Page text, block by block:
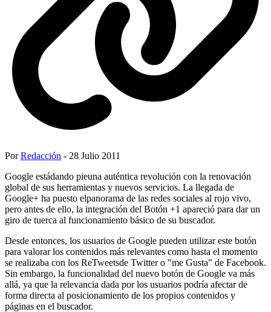
PorRedacción - 28 Julio 2011
Google estádando pieuna auténtica revolución con la renovación
global de sus herramientas y nuevos servicios. La llegada de
Google+ ha puesto elpanorama de las redes sociales al rojo vivo,
pero antes de ello, la integración del Botón +1 apareció para dar un
giro de tuerca al funcionamiento básico de su buscador.
Desde entonces, los usuarios de Google pueden utilizar este botón
para valorar los contenidos más relevantes como hasta el momento
se realizaba con los ReTweetsde Twitter o "me Gusta" de Facebook.
Sin embargo, la funcionalidad del nuevo botón de Google va más
allá, ya que la relevancia dada por los usuarios podría afectar de
forma directa al posicionamiento de los propios contenidos y
páginas en el buscador.